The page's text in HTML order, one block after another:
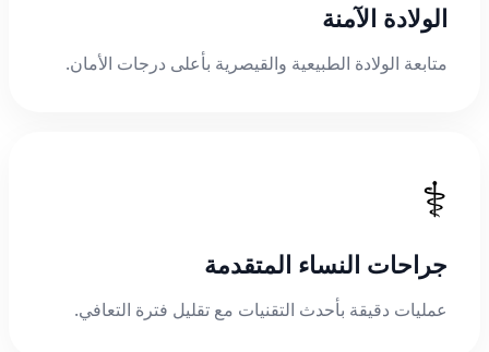
الولادة الآمنة
متابعة الولادة الطبيعية والقيصرية بأعلى درجات الأمان.
⚕️
جراحات النساء المتقدمة
عمليات دقيقة بأحدث التقنيات مع تقليل فترة التعافي.